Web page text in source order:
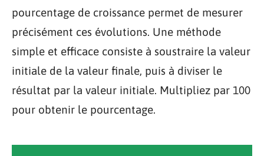
pourcentage de croissance permet de mesurer
précisément ces évolutions. Une méthode
simple et efficace consiste à soustraire la valeur
initiale de la valeur finale, puis à diviser le
résultat par la valeur initiale. Multipliez par 100
pour obtenir le pourcentage.